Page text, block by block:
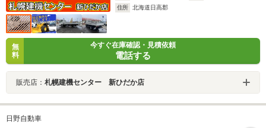
住所
北海道日高郡
無
料
今すぐ在庫確認・見積依頼
電話する
販売店： 札幌建機センター 新ひだか店
日野自動車